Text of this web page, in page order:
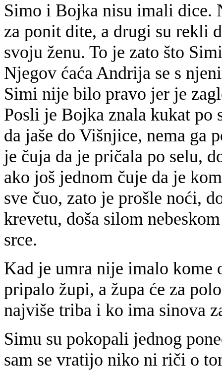
Simo i Bojka nisu imali dice.
za ponit dite, a drugi su rekli
svoju ženu. To je zato što
Njegov ćaća Andrija se s
Simi nije bilo pravo jer je
Posli je Bojka znala kukat po
da jaše do Višnjice, nema ga
je čuja da je pričala po selu,
ako još jednom čuje da je
sve čuo, zato je prošle noći,
krevetu, doša silom
srce.
Kad je umra nije imalo kome
pripalo župi, a župa će za
najviše triba i ko ima sinova
Simu su pokopali jednog
sam se vratijo niko ni riči o